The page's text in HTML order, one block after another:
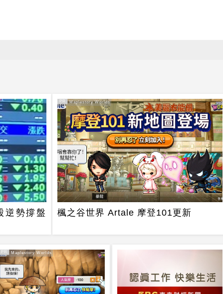
逆勢撐盤
PR
楓之谷世界 Artale 摩登101更新
PR・Maplestory Worlds
PR
PR・Maplestory Worlds